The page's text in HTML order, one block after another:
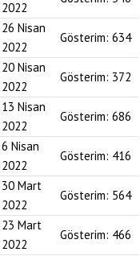
2022
26 Nisan
2022
Gösterim: 634
20 Nisan
2022
Gösterim: 372
13 Nisan
2022
Gösterim: 686
6 Nisan
2022
Gösterim: 416
30 Mart
2022
Gösterim: 564
23 Mart
2022
Gösterim: 466